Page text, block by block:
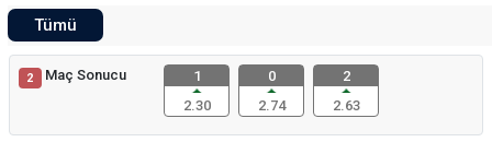
Tümü
2 Maç Sonucu
1
2.30
0
2.74
2
2.63